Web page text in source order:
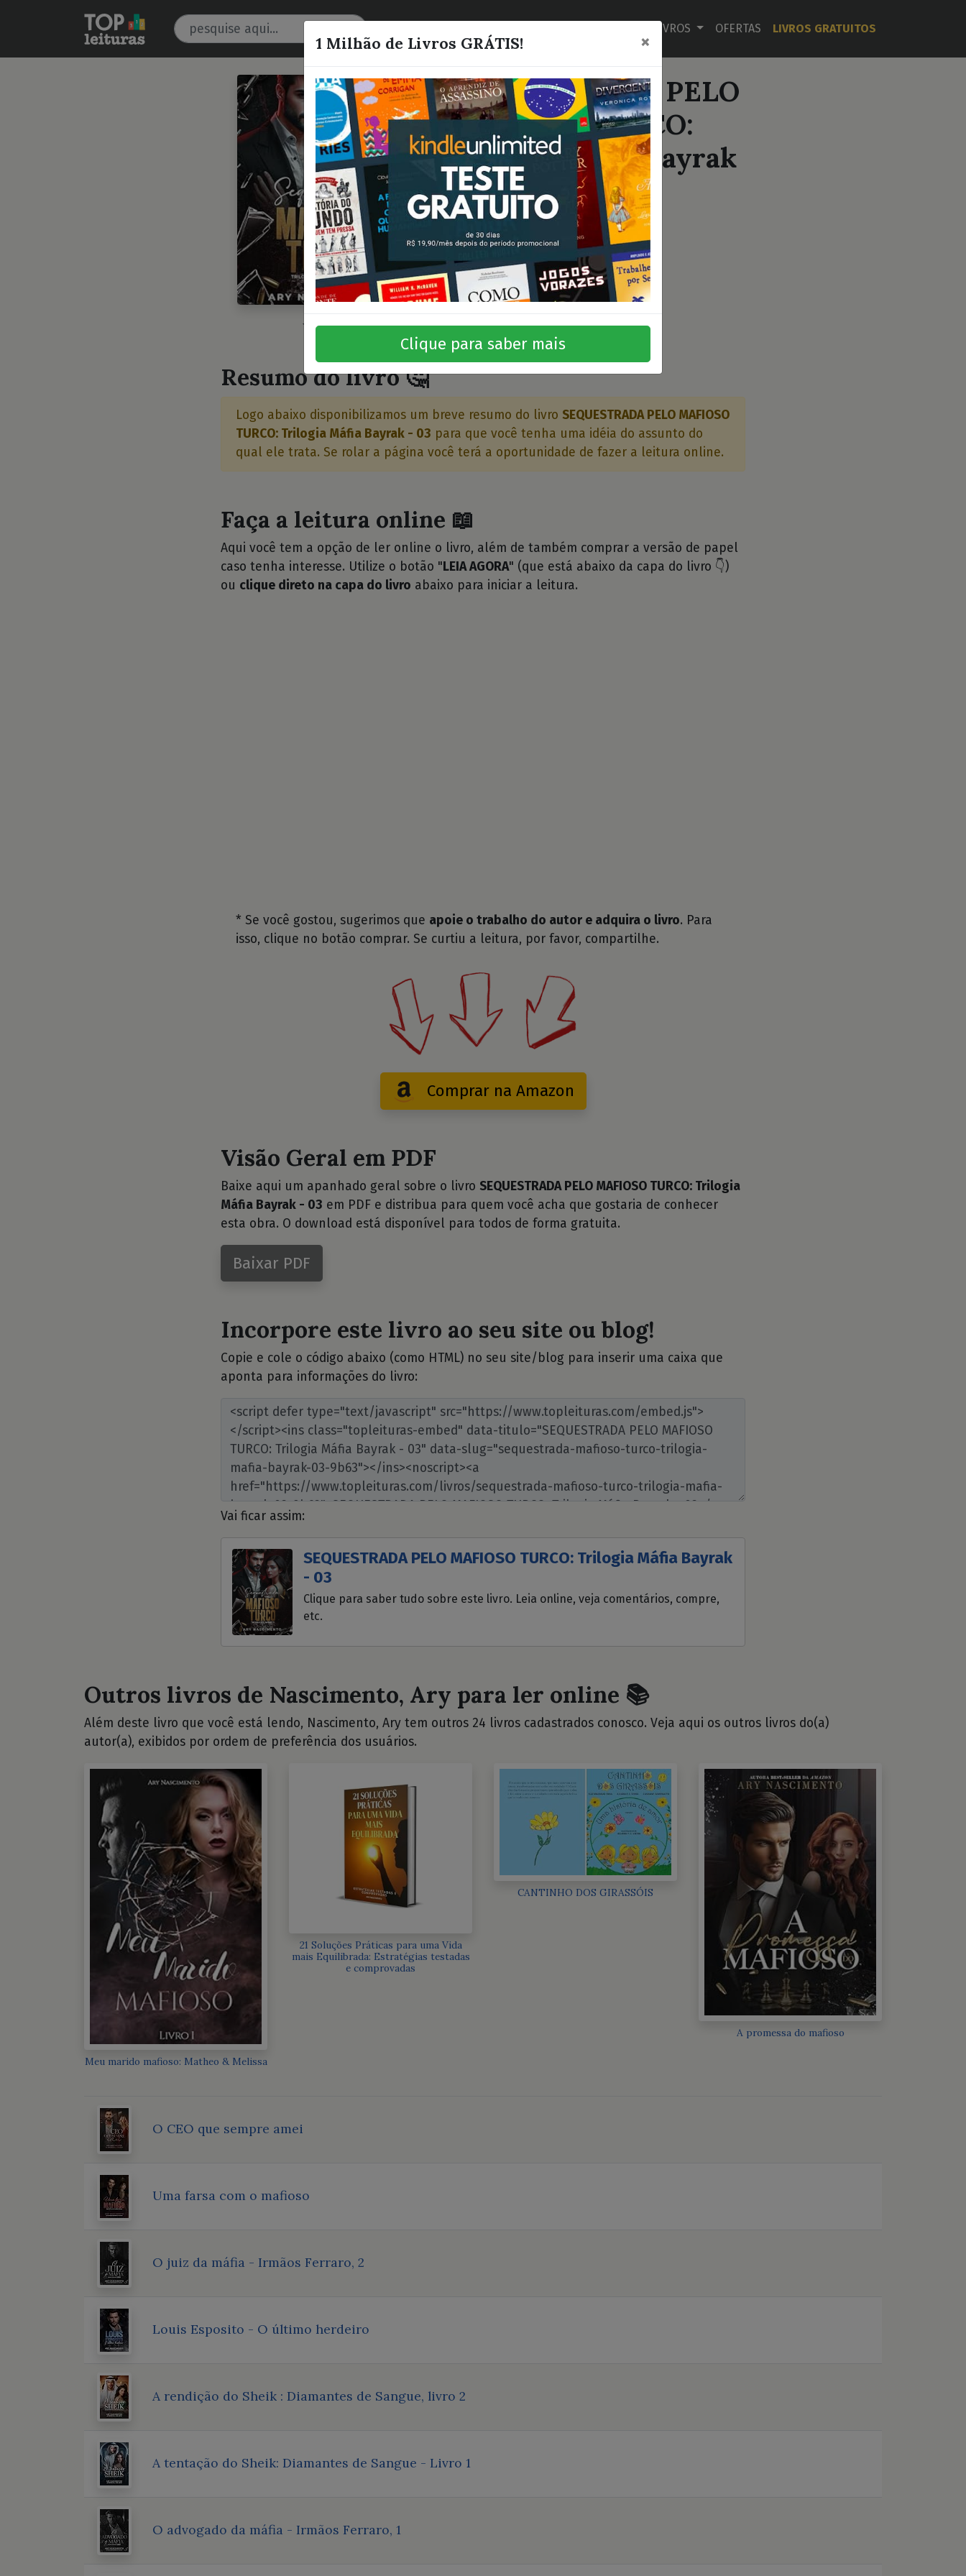
LIVROS OFERTAS LIVROS GRATUITOS
⭐⭐⭐⭐⭐
SEQUESTRADA PELO
MAFIOSO TURCO:
Trilogia Máfia Bayrak
- 03
Nascimento, Ary
Quero este livro!
Resumo do livro 🤔
Logo abaixo disponibilizamos um breve resumo do livro SEQUESTRADA PELO MAFIOSO
TURCO: Trilogia Máfia Bayrak - 03 para que você tenha uma idéia do assunto do
qual ele trata. Se rolar a página você terá a oportunidade de fazer a leitura online.
Faça a leitura online 📖
Aqui você tem a opção de ler online o livro, além de também comprar a versão de papel
caso tenha interesse. Utilize o botão " LEIA AGORA" (que está abaixo da capa do livro 👇)
ou clique direto na capa do livro abaixo para iniciar a leitura.
* Se você gostou, sugerimos que apoie o trabalho do autor e adquira o livro. Para
isso, clique no botão comprar. Se curtiu a leitura, por favor, compartilhe.
Comprar na Amazon
Visão Geral em PDF
Baixe aqui um apanhado geral sobre o livro SEQUESTRADA PELO MAFIOSO TURCO: Trilogia
Máfia Bayrak - 03 em PDF e distribua para quem você acha que gostaria de conhecer
esta obra. O download está disponível para todos de forma gratuita.
Baixar PDF
Incorpore este livro ao seu site ou blog!
Copie e cole o código abaixo (como HTML) no seu site/blog para inserir uma caixa que
aponta para informações do livro:
Vai ficar assim:
SEQUESTRADA PELO MAFIOSO TURCO: Trilogia Máfia Bayrak
- 03
Clique para saber tudo sobre este livro. Leia online, veja comentários, compre,
etc.
Outros livros de Nascimento, Ary para ler online 📚
Além deste livro que você está lendo, Nascimento, Ary tem outros 24 livros cadastrados conosco. Veja aqui os outros livros do(a)
autor(a), exibidos por ordem de preferência dos usuários.
Meu marido mafioso: Matheo & Melissa
21 Soluções Práticas para uma Vida
mais Equilibrada: Estratégias testadas
e comprovadas
CANTINHO DOS GIRASSÓIS
A promessa do mafioso
O CEO que sempre amei
Uma farsa com o mafioso
O juiz da máfia - Irmãos Ferraro, 2
Louis Esposito - O último herdeiro
A rendição do Sheik : Diamantes de Sangue, livro 2
A tentação do Sheik: Diamantes de Sangue - Livro 1
O advogado da máfia - Irmãos Ferraro, 1
1 Milhão de Livros GRÁTIS! ×
Clique para saber mais